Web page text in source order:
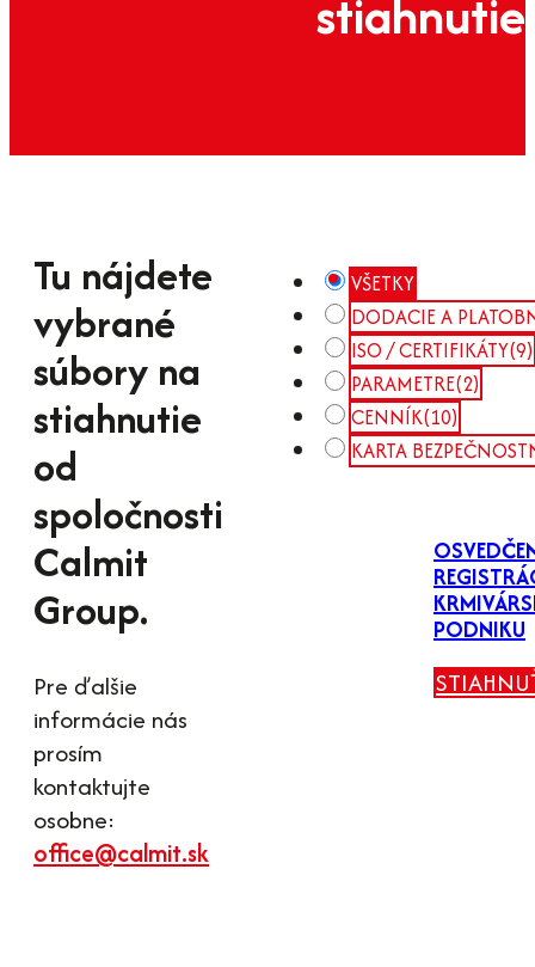
stiahnutie
Tu nájdete
vybrané
súbory na
stiahnutie
od
spoločnosti
Calmit
Group.
Pre ďalšie
informácie nás
prosím
kontaktujte
osobne:
office@calmit.sk
VŠETKY
DODACIE A
ISO / CERTIFIKÁTY(9)
PARAMETRE(2)
CENNÍK(10)
KARTA
PODNIKU